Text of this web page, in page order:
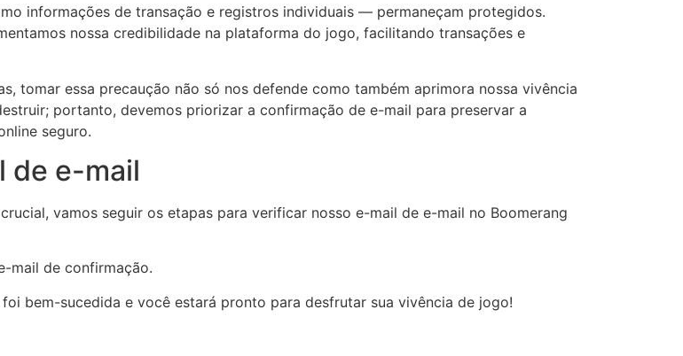
informações de transação e registros individuais — permaneçam protegidos.
nossa credibilidade na plataforma do jogo, facilitando transações e
tomar essa precaução não só nos defende como também aprimora nossa vivência
portanto, devemos priorizar a confirmação de e-mail para preservar a
seguro.
de e-mail
vamos seguir os etapas para verificar nosso e-mail de e-mail no Boomerang
mail de confirmação.
bem-sucedida e você estará pronto para desfrutar sua vivência de jogo!